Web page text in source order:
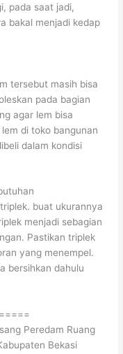
pada saat jadi,
bakal menjadi kedap
tersebut masih bisa
pada bagian
agar lem bisa
di toko bangunan
dalam kondisi
buat ukurannya
menjadi sebagian
Pastikan triplek
yang menempel.
bersihkan dahulu
Peredam Ruang
Bekasi